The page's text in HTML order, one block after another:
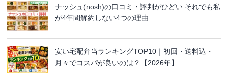
ナッシュ(nosh)の口コミ・評判がひどい それでも私
が4年間解約しない4つの理由
安い宅配弁当ランキングTOP10｜初回・送料込・
月々でコスパが良いのは？【2026年】